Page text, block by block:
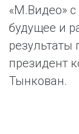
«М.Видео»
будущее и
результаты
президент
Тынкован.